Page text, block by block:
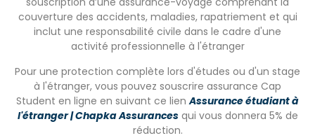
Pour les couples, les familles ou les personnes préférant
une chambre individuelle, double ou familiale, des options
supplémentaires sont disponibles moyennant un coût
supplémentaire. Pour plus d’informations sur les tarifs et
les conditions, veuillez nous contacter directement.
INFORMATIONS COMPLÉMENTAIRES
couverture des accidents, maladies, rapatriement et qui
inclut une responsabilité civile dans le cadre d'une
activité professionnelle à l'étranger
Pour une protection complète lors d'études ou d'un stage
à l'étranger, vous pouvez souscrire assurance Cap
Student en ligne en suivant ce lienAssurance étudiant à
l'étranger | Chapka Assurancesqui vous donnera 5% de
réduction.